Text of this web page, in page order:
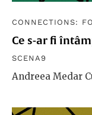
CONNECTIONS:
Ce s-ar fi
SCENA9
Andreea Medar